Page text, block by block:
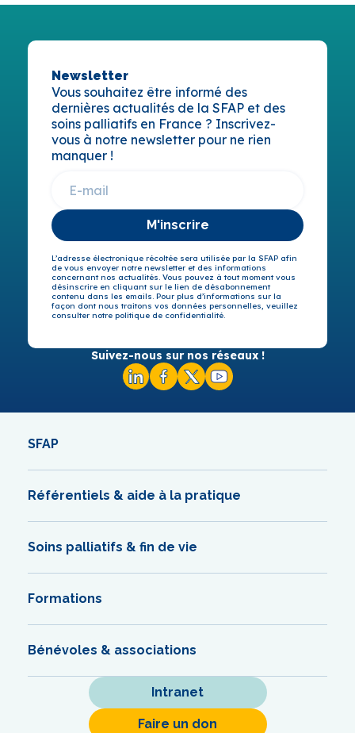
Newsletter
Vous souhaitez être informé des
dernières actualités de la SFAP et des
soins palliatifs en France ? Inscrivez-
vous à notre newsletter pour ne rien
manquer !
M'inscrire
L’adresse électronique récoltée sera utilisée par la SFAP afin
de vous envoyer notre newsletter et des informations
concernant nos actualités. Vous pouvez à tout moment vous
désinscrire en cliquant sur le lien de désabonnement
contenu dans les emails. Pour plus d’informations sur la
façon dont nous traitons vos données personnelles, veuillez
consulter notre politique de confidentialité.
Suivez-nous sur nos réseaux !
SFAP
Référentiels & aide à la pratique
Soins palliatifs & fin de vie
Formations
Bénévoles & associations
Intranet
Faire un don